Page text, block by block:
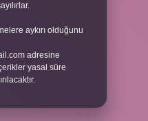
aykırı olduğunu
adresine
yasal süre